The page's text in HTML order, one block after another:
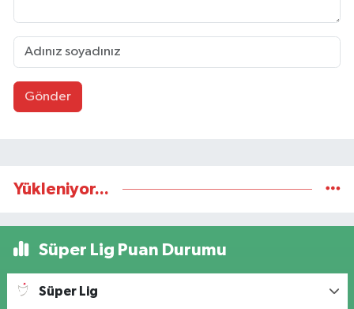
Gönder
Yükleniyor...
Süper Lig Puan Durumu
Süper Lig